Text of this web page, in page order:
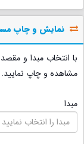
نمایش و چاپ
با انتخاب مبدا و
مشاهده و چاپ نمایید.
مبدا